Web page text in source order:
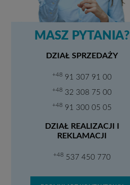
MASZ PYTANIA?
DZIAŁ SPRZEDAŻY
+48 91 307 91 00
+48 32 308 75 00
+48 91 300 05 05
DZIAŁ REALIZACJI I
REKLAMACJI
+48 537 450 770